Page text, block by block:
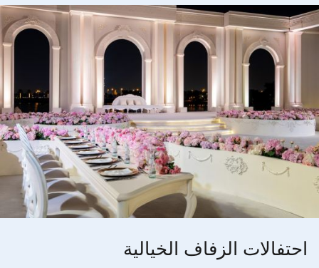
احتفالات الزفاف الخيالية